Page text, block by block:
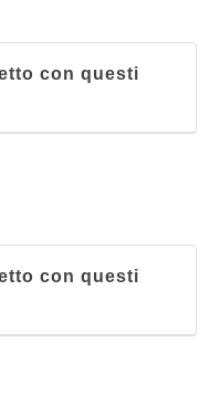
con questi
con questi